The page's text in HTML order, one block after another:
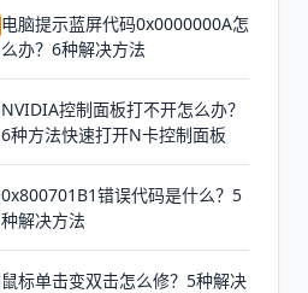
电脑提示蓝屏代码0x0000000A怎
么办？6种解决方法
NVIDIA控制面板打不开怎么办？
6种方法快速打开N卡控制面板
0x800701B1错误代码是什么？5
种解决方法
鼠标单击变双击怎么修？5种解决